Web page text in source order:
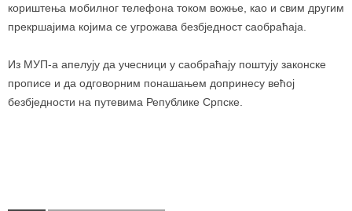
кориштења мобилног телефона током вожње, као и свим другим
прекршајима којима се угрожава безбједност саобраћаја.
Из МУП-а апелују да учесници у саобраћају поштују законске
прописе и да одговорним понашањем допринесу већој
безбједности на путевима Републике Српске.